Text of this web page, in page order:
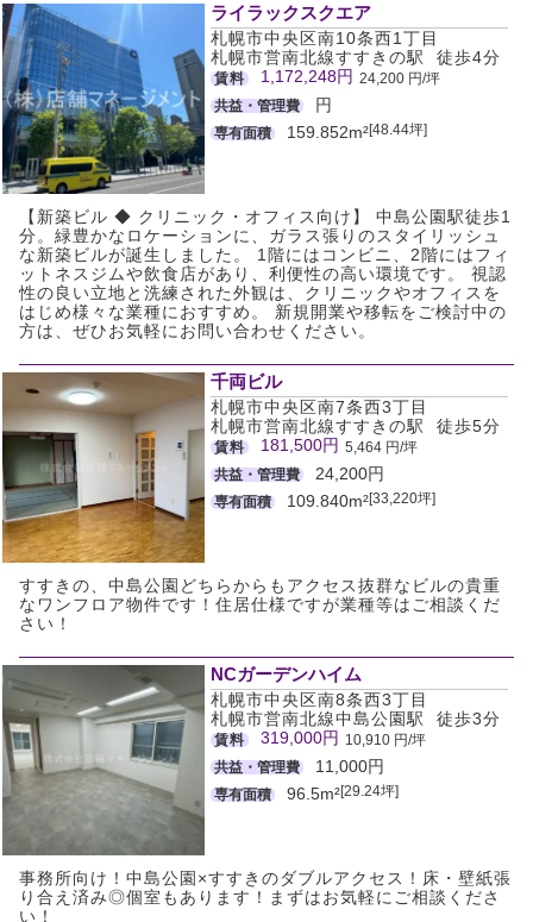
ライラックスクエア
札幌市中央区南10条西1丁目
札幌市営南北線すすきの駅 徒歩4分
賃料 1,172,248円 24,200 円/坪
共益・管理費
円
専有面積 159.852m²[48.44坪]
【新築ビル ◆ クリニック・オフィス向け】 中島公園駅徒歩1
分。緑豊かなロケーションに、ガラス張りのスタイリッシュ
な新築ビルが誕生しました。 1階にはコンビニ、2階にはフィ
ットネスジムや飲食店があり、利便性の高い環境です。 視認
性の良い立地と洗練された外観は、クリニックやオフィスを
はじめ様々な業種におすすめ。 新規開業や移転をご検討中の
方は、ぜひお気軽にお問い合わせください。
千両ビル
札幌市中央区南7条西3丁目
札幌市営南北線すすきの駅 徒歩5分
賃料 181,500円 5,464 円/坪
共益・管理費
24,200円
専有面積 109.840m²[33,220坪]
すすきの、中島公園どちらからもアクセス抜群なビルの貴重
なワンフロア物件です！住居仕様ですが業種等はご相談くだ
さい！
NCガーデンハイム
札幌市中央区南8条西3丁目
札幌市営南北線中島公園駅 徒歩3分
賃料 319,000円 10,910 円/坪
共益・管理費
11,000円
専有面積 96.5m²[29.24坪]
事務所向け！中島公園×すすきのダブルアクセス！床・壁紙張
り合え済み◎個室もあります！まずはお気軽にご相談くださ
い！